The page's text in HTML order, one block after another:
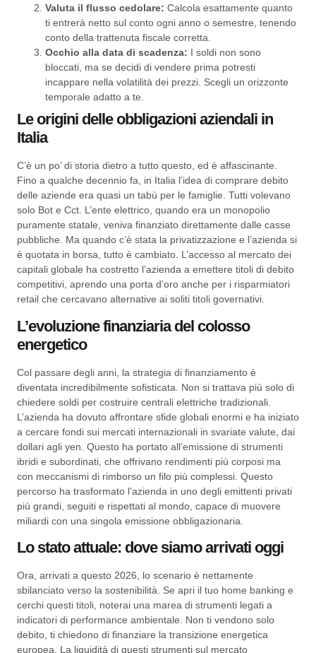
Valuta il flusso cedolare: Calcola esattamente quanto
ti entrerà netto sul conto ogni anno o semestre, tenendo
conto della trattenuta fiscale corretta.
Occhio alla data di scadenza: I soldi non sono
bloccati, ma se decidi di vendere prima potresti
incappare nella volatilità dei prezzi. Scegli un orizzonte
temporale adatto a te.
Le origini delle obbligazioni aziendali in
Italia
C’è un po’ di storia dietro a tutto questo, ed è affascinante.
Fino a qualche decennio fa, in Italia l’idea di comprare debito
delle aziende era quasi un tabù per le famiglie. Tutti volevano
solo Bot e Cct. L’ente elettrico, quando era un monopolio
puramente statale, veniva finanziato direttamente dalle casse
pubbliche. Ma quando c’è stata la privatizzazione e l’azienda si
è quotata in borsa, tutto è cambiato. L’accesso al mercato dei
capitali globale ha costretto l’azienda a emettere titoli di debito
competitivi, aprendo una porta d’oro anche per i risparmiatori
retail che cercavano alternative ai soliti titoli governativi.
L’evoluzione finanziaria del colosso
energetico
Col passare degli anni, la strategia di finanziamento è
diventata incredibilmente sofisticata. Non si trattava più solo di
chiedere soldi per costruire centrali elettriche tradizionali.
L’azienda ha dovuto affrontare sfide globali enormi e ha iniziato
a cercare fondi sui mercati internazionali in svariate valute, dai
dollari agli yen. Questo ha portato all’emissione di strumenti
ibridi e subordinati, che offrivano rendimenti più corposi ma
con meccanismi di rimborso un filo più complessi. Questo
percorso ha trasformato l’azienda in uno degli emittenti privati
più grandi, seguiti e rispettati al mondo, capace di muovere
miliardi con una singola emissione obbligazionaria.
Lo stato attuale: dove siamo arrivati oggi
Ora, arrivati a questo 2026, lo scenario è nettamente
sbilanciato verso la sostenibilità. Se apri il tuo home banking e
cerchi questi titoli, noterai una marea di strumenti legati a
indicatori di performance ambientale. Non ti vendono solo
debito, ti chiedono di finanziare la transizione energetica
europea. La liquidità di questi strumenti sul mercato